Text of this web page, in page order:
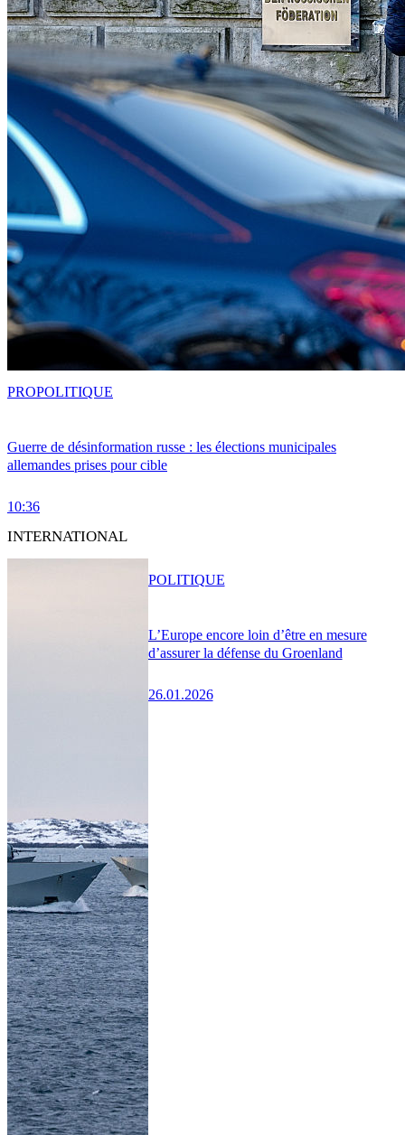
Guerre de désinformation russe : les élections municipales
allemandes prises pour cible
10:36
PROPOLITIQUE
INTERNATIONAL
L’Europe encore loin d’être en mesure
d’assurer la défense du Groenland
26.01.2026
POLITIQUE